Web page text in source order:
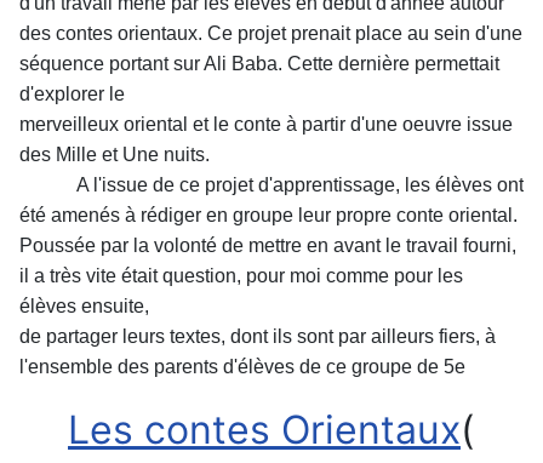
des contes orientaux. Ce projet prenait place au sein d'une
séquence portant sur Ali Baba. Cette dernière permettait
d'explorer le
merveilleux oriental et le conte à partir d'une oeuvre issue
des Mille et Une nuits.
A l'issue de ce projet d'apprentissage, les élèves ont
été amenés à rédiger en groupe leur propre conte oriental.
Poussée par la volonté de mettre en avant le travail fourni,
il a très vite était question, pour moi comme pour les
élèves ensuite,
de partager leurs textes, dont ils sont par ailleurs fiers, à
l'ensemble des parents d'élèves de ce groupe de 5e
Les contes Orientaux(